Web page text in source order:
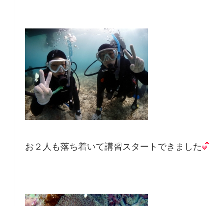
お２人も落ち着いて講習スタートできました